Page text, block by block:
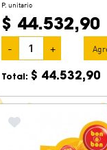
P. unitario
$ 44.532,90
- +
Total: $ 44.532,90